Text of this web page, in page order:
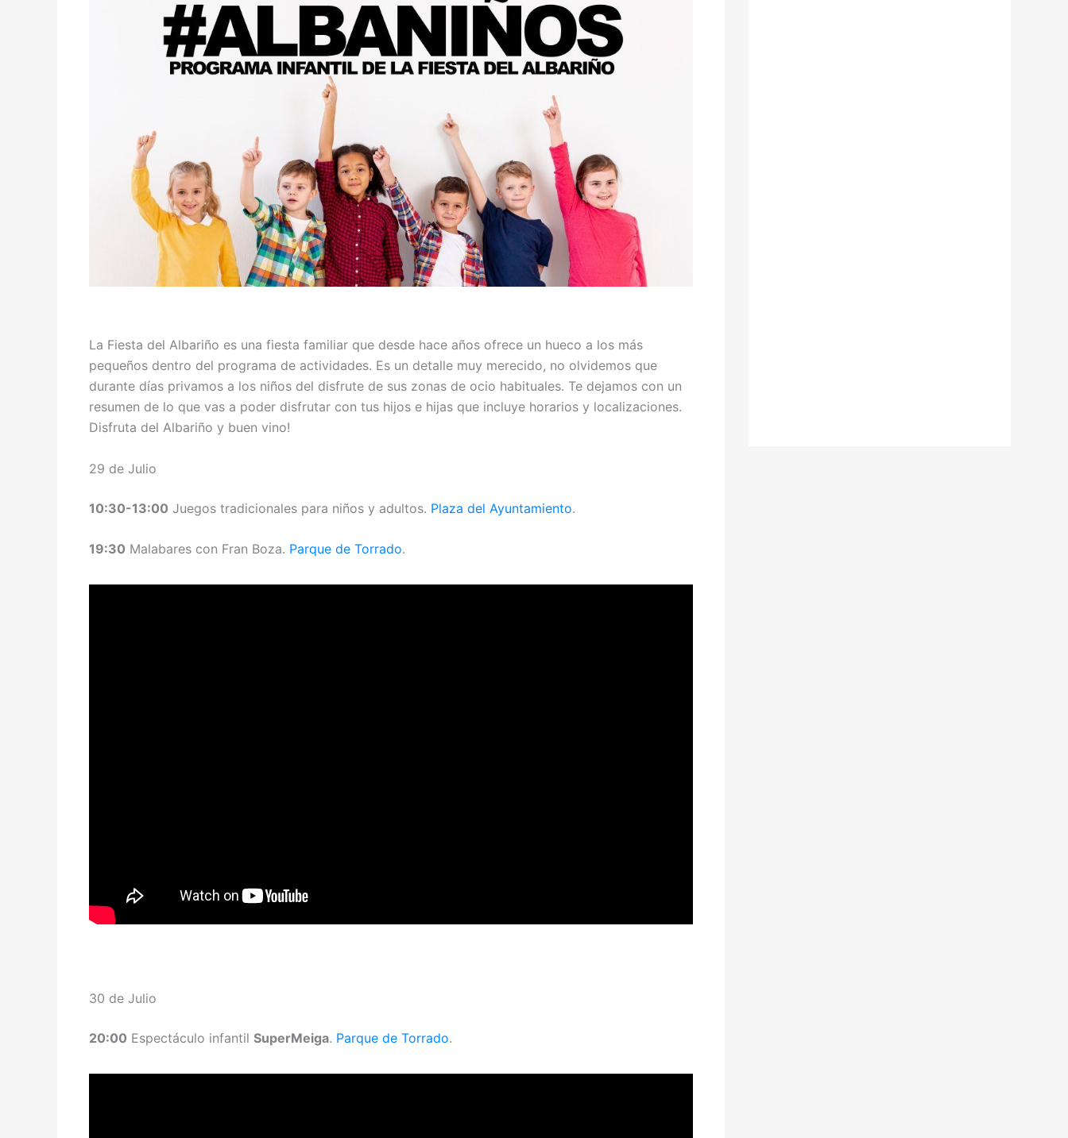
La Fiesta del Albariño es una fiesta familiar que desde hace años ofrece un hueco a los más
pequeños dentro del programa de actividades. Es un detalle muy merecido, no olvidemos que
durante días privamos a los niños del disfrute de sus zonas de ocio habituales. Te dejamos con un
resumen de lo que vas a poder disfrutar con tus hijos e hijas que incluye horarios y localizaciones.
Disfruta del Albariño y buen vino!
29 de Julio
10:30-13:00 Juegos tradicionales para niños y adultos. Plaza del Ayuntamiento.
19:30 Malabares con Fran Boza. Parque de Torrado.
30 de Julio
20:00 Espectáculo infantil SuperMeiga. Parque de Torrado.